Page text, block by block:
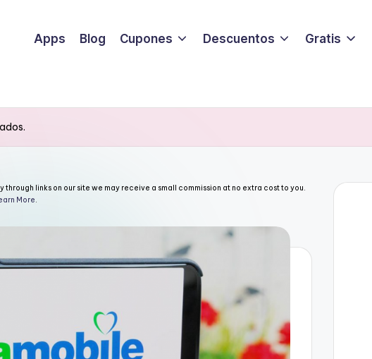
Apps Blog Cupones Descuentos Gratis
links on our site we may receive a small commission at no extra cost to you.
More.